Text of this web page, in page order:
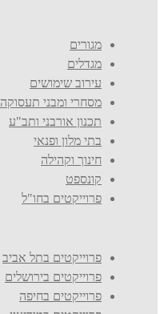
מגורים
מגדלים
עירוב שימושים
מסחרי ומבני תעסוקה
תכנון אורבני ותב"ע
בתי מלון ופנאי
חינוך וקהילה
קונספט
פרוייקטים בחו"ל
פרוייקטים בתל אביב
פרוייקטים בירושלים
פרוייקטים בחיפה